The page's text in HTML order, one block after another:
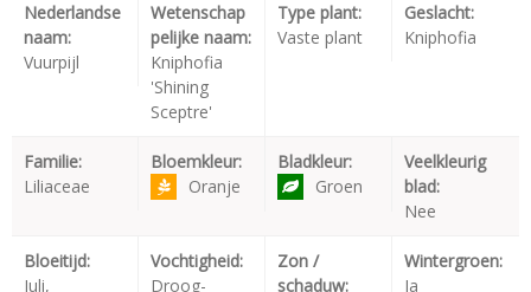
Nederlandse
naam:
Vuurpijl
Wetenschap
pelijke naam:
Kniphofia
'Shining
Sceptre'
Type plant:
Vaste plant
Geslacht:
Kniphofia
Familie:
Liliaceae
Bloemkleur:
Oranje
Bladkleur:
Groen
Veelkleurig
blad:
Nee
Bloeitijd:
Juli,
Vochtigheid:
Droog-
Zon /
schaduw:
Wintergroen:
Ja